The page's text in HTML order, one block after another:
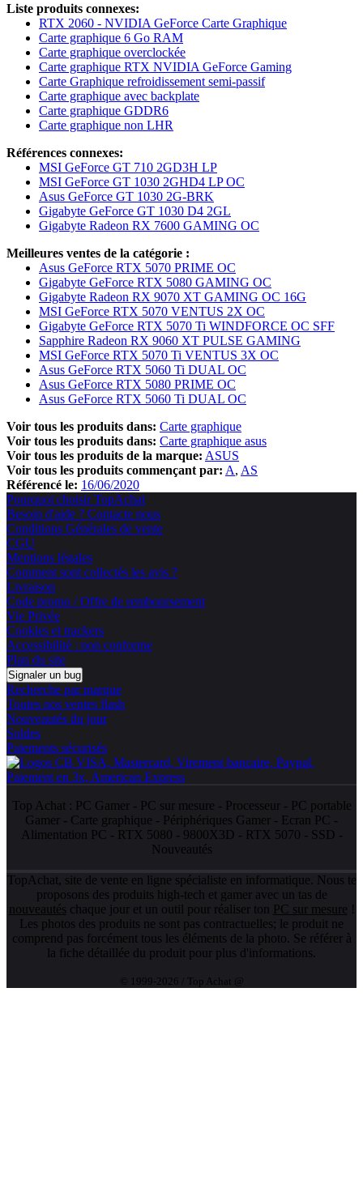
Liste produits connexes:
RTX 2060 - NVIDIA GeForce Carte Graphique
Carte graphique 6 Go RAM
Carte graphique overclockée
Carte graphique RTX NVIDIA GeForce Gaming
Carte Graphique refroidissement semi-passif
Carte graphique avec backplate
Carte graphique GDDR6
Carte graphique non LHR
Références connexes:
MSI GeForce GT 710 2GD3H LP
MSI GeForce GT 1030 2GHD4 LP OC
Asus GeForce GT 1030 2G-BRK
Gigabyte GeForce GT 1030 D4 2GL
Gigabyte Radeon RX 7600 GAMING OC
Meilleures ventes de la catégorie :
Asus GeForce RTX 5070 PRIME OC
Gigabyte GeForce RTX 5080 GAMING OC
Gigabyte Radeon RX 9070 XT GAMING OC 16G
MSI GeForce RTX 5070 VENTUS 2X OC
Gigabyte GeForce RTX 5070 Ti WINDFORCE OC SFF
Sapphire Radeon RX 9060 XT PULSE GAMING
MSI GeForce RTX 5070 Ti VENTUS 3X OC
Asus GeForce RTX 5060 Ti DUAL OC
Asus GeForce RTX 5080 PRIME OC
Asus GeForce RTX 5060 Ti DUAL OC
Voir tous les produits dans: Carte graphique
Voir tous les produits dans: Carte graphique asus
Voir tous les produits de la marque: ASUS
Voir tous les produits commençant par: A AS
Référencé le: 16/06/2020
Pourquoi choisir TopAchat
Besoin d'aide ? Contacte nous
Conditions Générales de vente
CGU
Mentions légales
Comment sont collectés les avis ?
Livraison
Code promo / Offre de remboursement
Vie Privée
Cookies et trackers
Accessibilité : non conforme
Plan du site
Signaler un bug
Recherche par marque
Toutes nos ventes flash
Nouveautés du jour
Soldes
Paiements sécurisés
Top Achat : PC Gamer- PC sur mesure - Processeur- PC portable
Gamer - Carte graphique - Périphériques Gamer - Ecran PC -
Alimentation PC - RTX 5080 - 9800X3D - RTX 5070 - SSD -
Nouveautés
TopAchat, site de vente en ligne spécialiste en informatique. Nous te
proposons des produits high-tech et gamer avec un tas de
nouveautés chaque jour et un outil pour réaliser ton PC sur mesure !
Les photos des produits ne sont pas contractuelles; le produit ne
comprend pas forcément tous les éléments de la photo. Se référer à
la fiche détaillée du produit pour plus d'informations.
© 1999-2026 / Top Achat @